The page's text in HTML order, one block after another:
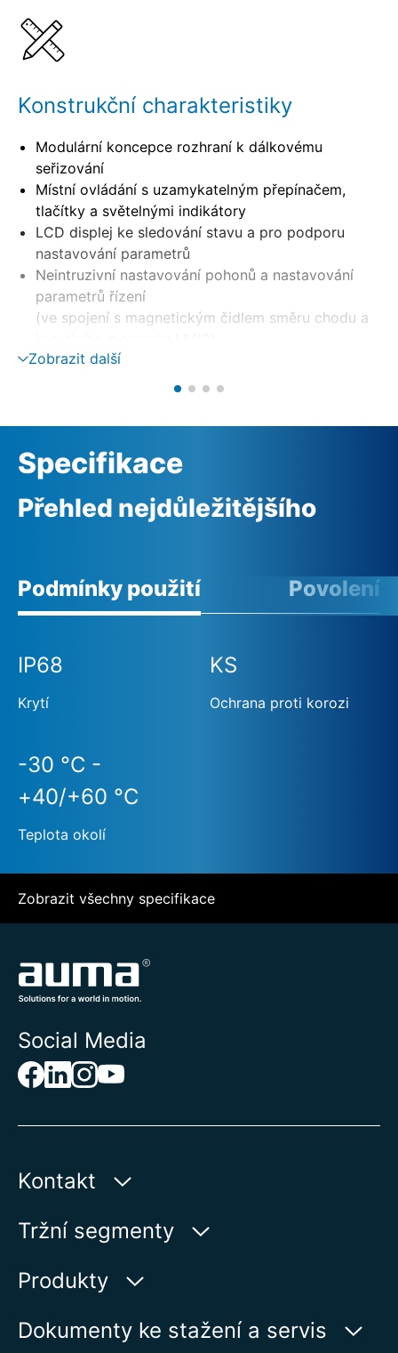
Konstrukční charakteristiky
Modulární koncepce rozhraní k dálkovému
seřizování
Místní ovládání s uzamykatelným přepínačem,
tlačítky a světelnými indikátory
LCD displej ke sledování stavu a pro podporu
nastavování parametrů
Neintruzivní nastavování pohonů a nastavování
parametrů řízení
(ve spojení s magnetickým čidlem směru chodu a
oddělená montáž na nástěnném držáku
Ovládání motoru pomocí reverzních stykačů nebo
Monitorování fází s automatickou korekcí fází
Zobrazit další
Specifikace
Přehled nejdůležitějšího
Podmínky použití Povolení
IP68
Krytí
KS
Ochrana proti korozi
-30 °C -
+40/+60 °C
Teplota okolí
Zobrazit všechny specifikace
Social Media
Kontakt
AUMA Riester
Aumastr 1
79379 Muellheim | Germany
Zobrazit na kartě
Tržní segmenty
Voda
Výroba elektrické energie
Produkty
Vyhledávač výrobků
Dokumenty ke stažení a servis